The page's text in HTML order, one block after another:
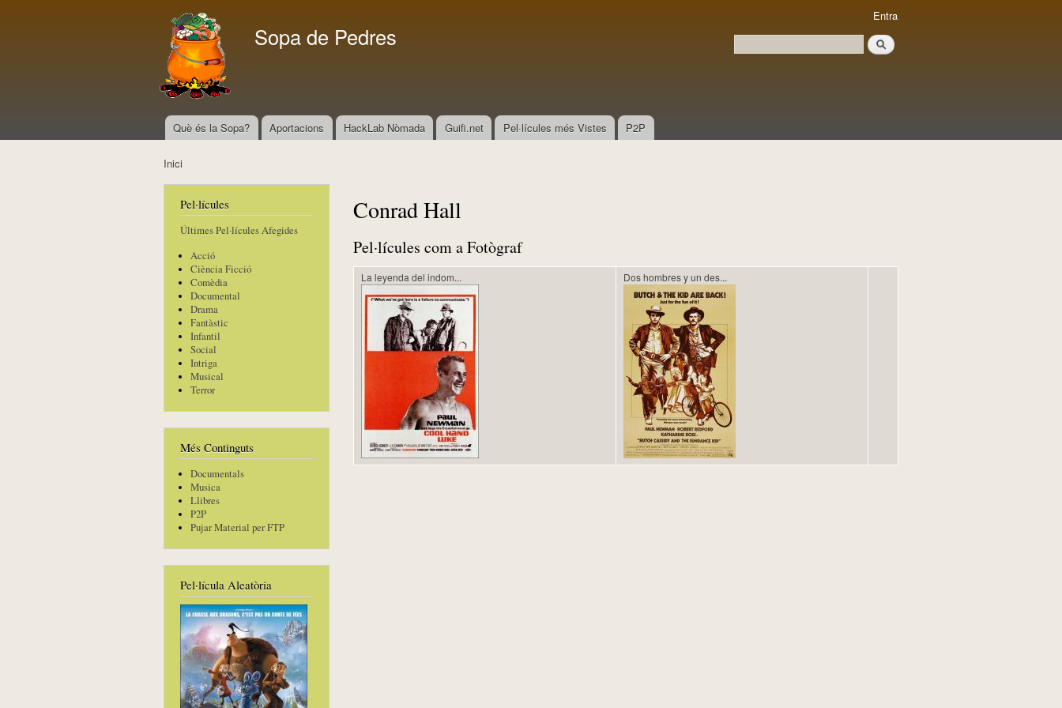
Sopa de Pedres
Formulari de cerca
Cerca
Menú principal
Què és la Sopa? Aportacions HackLab Nòmada Guifi.net Pel·lícules més Vistes P2P
Entra
Inici
Pel·lícules
Últimes Pel·lícules Afegides
Acció
Ciència Ficció
Comèdia
Documental
Drama
Fantàstic
Infantil
Social
Intriga
Musical
Terror
Més Continguts
Documentals
Musica
Llibres
P2P
Pujar Material per FTP
Pel·lícula Aleatòria
Conrad Hall
Pel·lícules com a Fotògraf
La leyenda del indom... Dos hombres y un des...